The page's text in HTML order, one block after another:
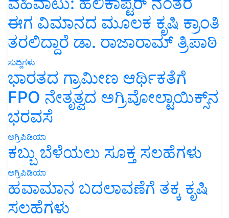
ಈಗ ವಿಮಾನದ ಮೂಲಕ ಕೃಷಿ ಕ್ರಾಂತಿ
ತರಲಿದ್ದಾರೆ ಡಾ. ರಾಜಾರಾಮ್ ತ್ರಿಪಾಠಿ
ಸುದ್ದಿಗಳು
ಭಾರತದ ಗ್ರಾಮೀಣ ಆರ್ಥಿಕತೆಗೆ
FPO ನೇತೃತ್ವದ ಅಗ್ರಿವೋಲ್ಟಾಯಿಕ್ಸ್‌ನ
ಭರವಸೆ
ಅಗ್ರಿಪಿಡಿಯಾ
ಕಬ್ಬು ಬೆಳೆಯಲು ಸೂಕ್ತ ಸಲಹೆಗಳು
ಅಗ್ರಿಪಿಡಿಯಾ
ಹವಾಮಾನ ಬದಲಾವಣೆಗೆ ತಕ್ಕ ಕೃಷಿ
ಸಲಹೆಗಳು